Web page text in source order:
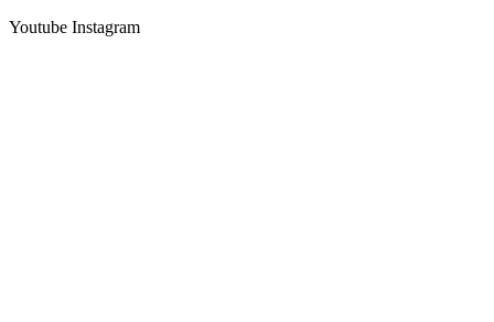
Youtube Instagram